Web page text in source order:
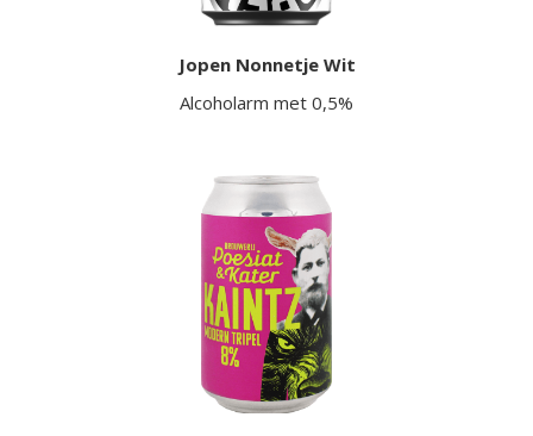
Jopen Nonnetje Wit
Alcoholarm met 0,5%